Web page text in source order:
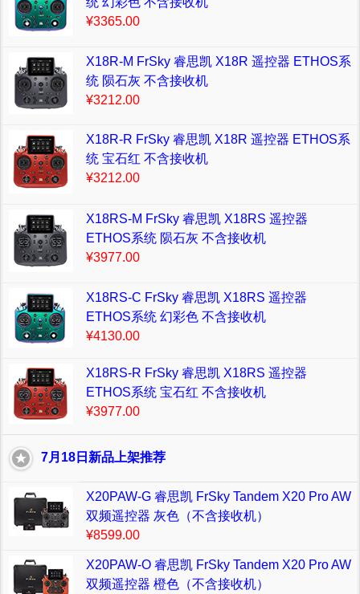
¥3365.00
X18R-M FrSky 睿思凯 X18R 遥控器 ETHOS系
统 陨石灰 不含接收机
¥3212.00
X18R-R FrSky 睿思凯 X18R 遥控器 ETHOS系
统 宝石红 不含接收机
¥3212.00
X18RS-M FrSky 睿思凯 X18RS 遥控器
ETHOS系统 陨石灰 不含接收机
¥3977.00
X18RS-C FrSky 睿思凯 X18RS 遥控器
ETHOS系统 幻彩色 不含接收机
¥4130.00
X18RS-R FrSky 睿思凯 X18RS 遥控器
ETHOS系统 宝石红 不含接收机
¥3977.00
7月18日新品上架推荐
X20PAW-G 睿思凯 FrSky Tandem X20 Pro AW
双频遥控器 灰色（不含接收机）
¥8599.00
X20PAW-O 睿思凯 FrSky Tandem X20 Pro AW
双频遥控器 橙色（不含接收机）